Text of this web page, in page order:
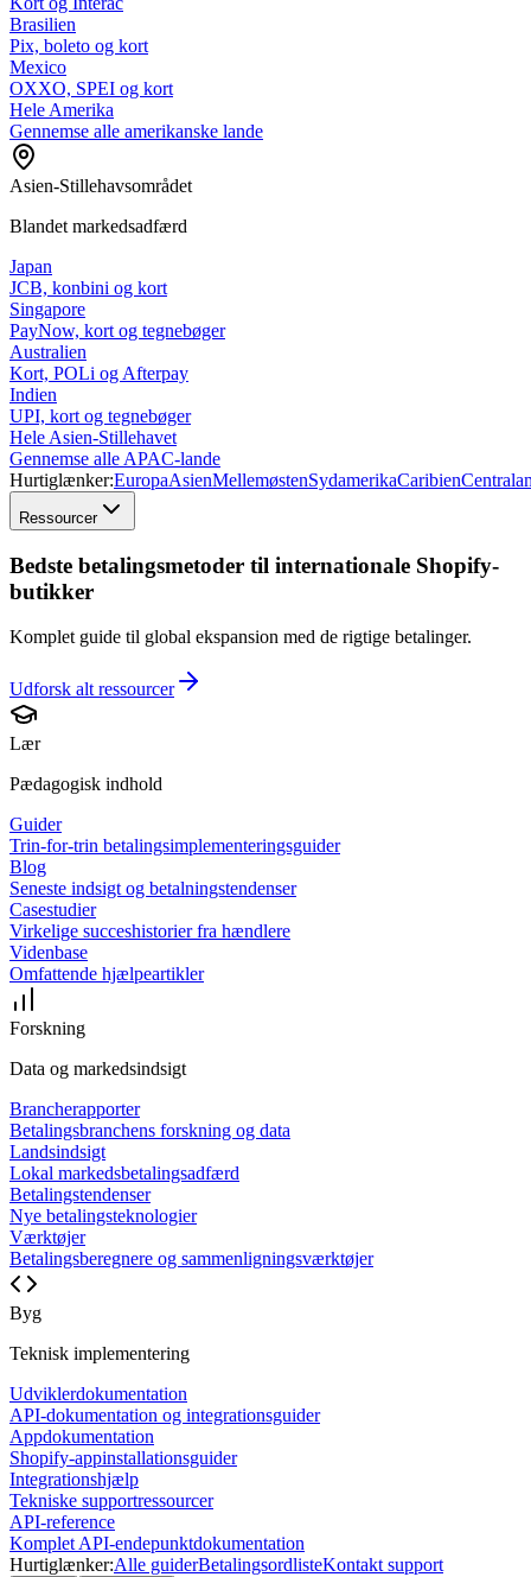
Brasilien
Pix, boleto og kort
Mexico
OXXO, SPEI og kort
Hele Amerika
Gennemse alle amerikanske lande
Asien-Stillehavsområdet
Blandet markedsadfærd
Japan
JCB, konbini og kort
Singapore
PayNow, kort og tegnebøger
Australien
Kort, POLi og Afterpay
Indien
UPI, kort og tegnebøger
Hele Asien-Stillehavet
Gennemse alle APAC-lande
Hurtiglænker:EuropaAsienMellemøstenSydamerikaCaribien
Ressourcer
Bedste betalingsmetoder til internationale Shopify-
butikker
Komplet guide til global ekspansion med de rigtige betalinger.
Udforsk alt ressourcer
Lær
Pædagogisk indhold
Guider
Trin-for-trin betalingsimplementeringsguider
Blog
Seneste indsigt og betalningstendenser
Casestudier
Virkelige succeshistorier fra hændlere
Videnbase
Omfattende hjælpeartikler
Forskning
Data og markedsindsigt
Brancherapporter
Betalingsbranchens forskning og data
Landsindsigt
Lokal markedsbetalingsadfærd
Betalingstendenser
Nye betalingsteknologier
Værktøjer
Betalingsberegnere og sammenligningsværktøjer
Byg
Teknisk implementering
Udviklerdokumentation
API-dokumentation og integrationsguider
Appdokumentation
Shopify-appinstallationsguider
Integrationshjælp
Tekniske supportressourcer
API-reference
Komplet API-endepunktdokumentation
Hurtiglænker:Alle guiderBetalingsordlisteKontakt support